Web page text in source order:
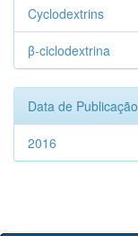
Cyclodextrins
β-ciclodextrina
Data de Publicação
2016